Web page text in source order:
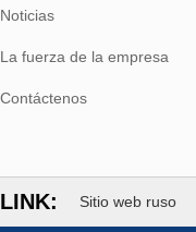
Noticias
La fuerza de la empresa
Contáctenos
LINK: Sitio web ruso